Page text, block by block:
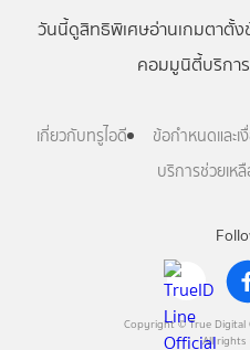
Copyright © True Digital
All rights
วันนี้ดูสิทธิพิเศษอ่านเกมตาตั้ง
คอมมูนิตี้บริกา
เกี่ยวกับทรูไอดี ข้อกำหนดและเ
บริการช่วยเห